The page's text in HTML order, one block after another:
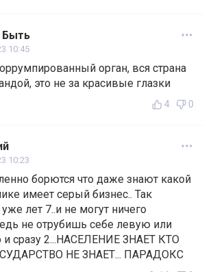
10:45
орган, вся страна
это не за красивые глазки
4 0
10:23
борются что даже знают какой
имеет серый бизнес.. Так
лет 7..и не могут ничего
не отрубишь себе левую или
и сразу 2...НАСЕЛЕНИЕ ЗНАЕТ КТО
НЕ ЗНАЕТ... ПАРАДОКС